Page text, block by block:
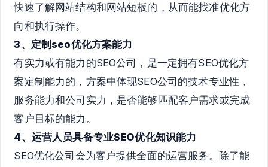
快速了解网站结构和网站短板的，从而能找准优化方
向和执行操作。
3、定制seo优化方案能力
有实力或有能力的SEO公司，是一定拥有SEO优化方
案定制能力的，方案中体现SEO公司的技术专业性，
服务能力和公司实力，是否能够匹配客户需求或完成
客户目标的能力。
4、运营人员具备专业SEO优化知识能力
SEO优化公司会为客户提供全面的运营服务。除了能